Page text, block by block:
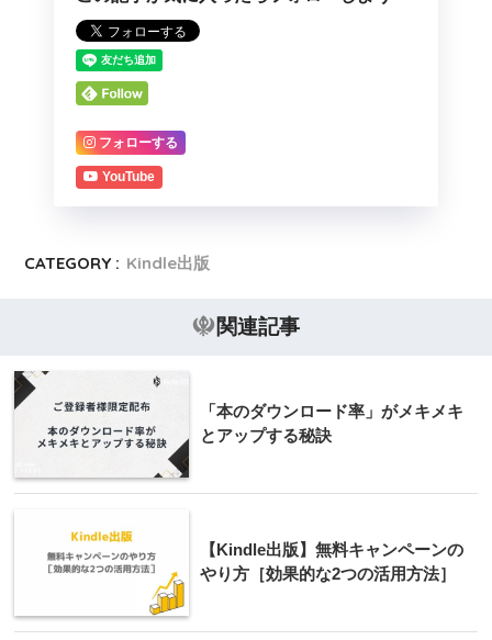
フォローする
YouTube
CATEGORY : Kindle出版
関連記事
「本のダウンロード率」がメキメキ
とアップする秘訣
【Kindle出版】無料キャンペーンの
やり方［効果的な2つの活用方法］